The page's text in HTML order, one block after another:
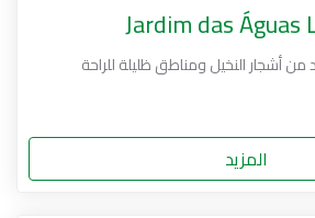
Jardim das Águas
من أشجار النخيل ومناطق ظليلة للراحة
المزيد